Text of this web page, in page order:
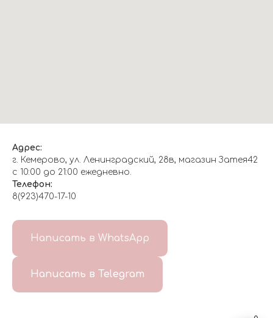
Адрес:
г. Кемерово, ул. Ленинградский, 28в, магазин Затея42
с 10:00 до 21:00 ежедневно.
Телефон:
8(923)470-17-10
Написать в WhatsApp
Написать в Telegram
ДОСТАВКА/